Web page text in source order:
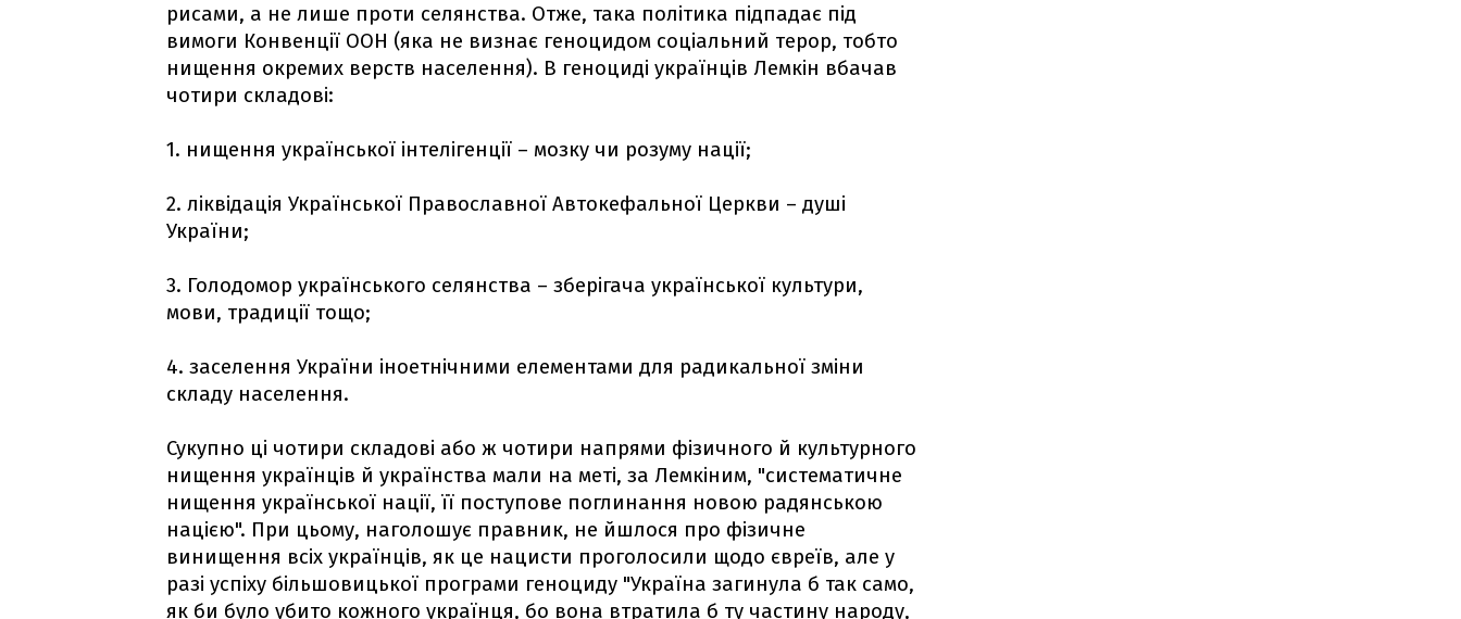
рисами, а не лише проти селянства. Отже, така політика підпадає під
вимоги Конвенції ООН (яка не визнає геноцидом соціальний терор, тобто
нищення окремих верств населення). В геноциді українців Лемкін вбачав
чотири складові:
1. нищення української інтелігенції – мозку чи розуму нації;
2. ліквідація Української Православної Автокефальної Церкви – душі
України;
3. Голодомор українського селянства – зберігача української культури,
мови, традиції тощо;
4. заселення України іноетнічними елементами для радикальної зміни
складу населення.
Сукупно ці чотири складові або ж чотири напрями фізичного й культурного
нищення українців й українства мали на меті, за Лемкіним, "систематичне
нищення української нації, її поступове поглинання новою радянською
нацією". При цьому, наголошує правник, не йшлося про фізичне
винищення всіх українців, як це нацисти проголосили щодо євреїв, але у
разі успіху більшовицької програми геноциду "Україна загинула б так само,
як би було убито кожного українця, бо вона втратила б ту частину народу,